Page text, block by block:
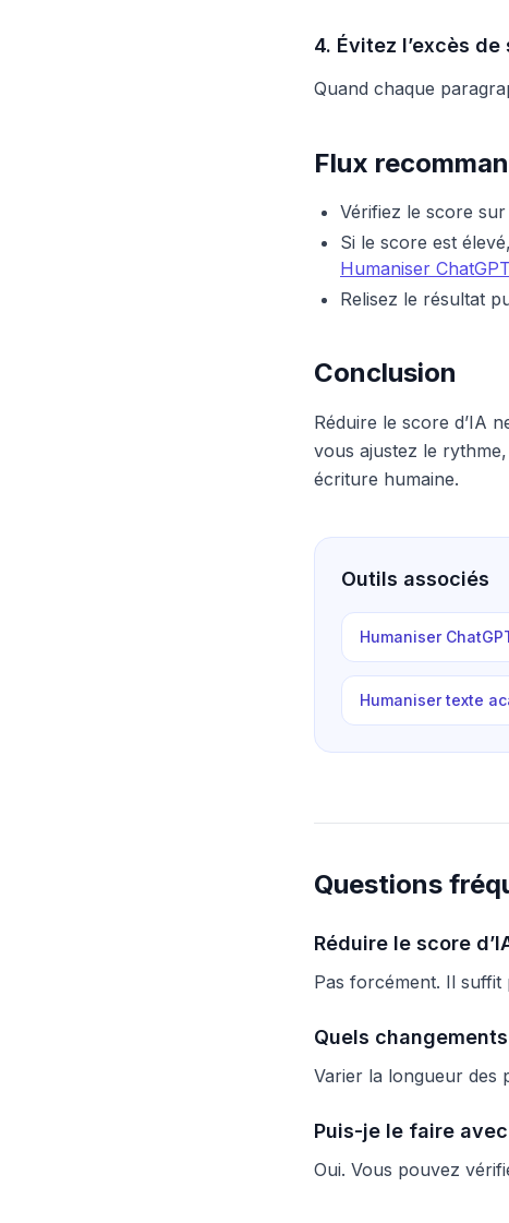
4. Évitez l’excès
Quand chaque
Flux
Vérifiez le score sur
Si le score est
Humaniser ChatGPT
Relisez le résultat
Conclusion
Réduire le score d’IA
vous ajustez le
écriture humaine.
Outils associés
Humaniser
Humaniser texte
Questions
Réduire le score
Pas forcément. Il suffit
Quels
Varier la longueur des
Puis-je le faire
Oui. Vous pouvez